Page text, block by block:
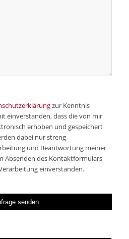
zur Kenntnis
einverstanden, dass die von mir
erhoben und gespeichert
dabei nur streng
und Beantwortung meiner
Absenden des Kontaktformulars
einverstanden.